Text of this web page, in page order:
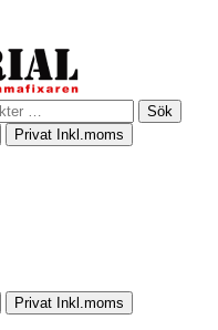
Sök
Privat Inkl.moms
Privat Inkl.moms